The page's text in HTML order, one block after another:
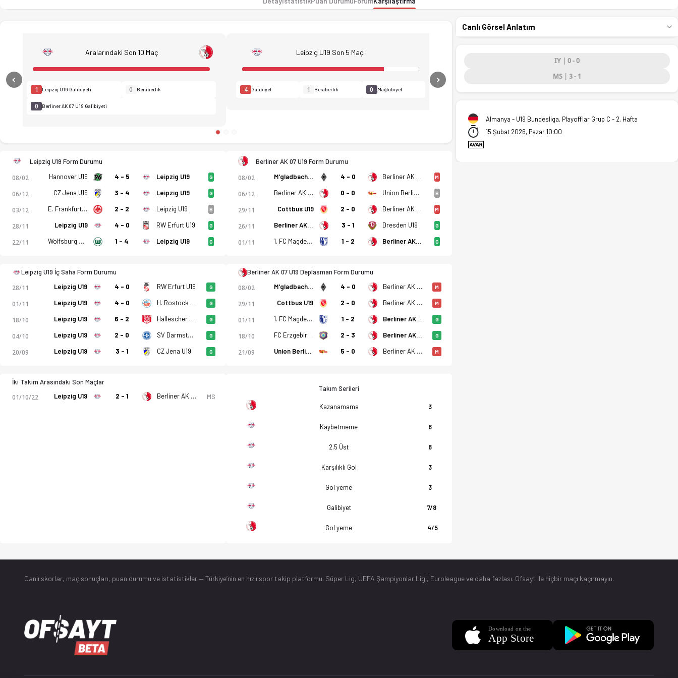
Aralarındaki Son 10 Maç
1 Leipzig U19 Galibiyeti 0 Beraberlik
0 Berliner AK 07 U19 Galibiyeti
Leipzig U19 Son 5 Maçı
4 Galibiyet 1 Beraberlik 0 Mağlubiyet
Previous Next
Leipzig U19 Form Durumu
08/02 Hannover U19 4 - 5 Leipzig U19 G
06/12 CZ Jena U19 3 - 4 Leipzig U19 G
03/12 E. Frankfurt U19 2 - 2 Leipzig U19 B
28/11 Leipzig U19 4 - 0 RW Erfurt U19 G
22/11 Wolfsburg U19 1 - 4 Leipzig U19 G
Berliner AK 07 U19 Form Durumu
08/02 M'gladbach U19 4 - 0 Berliner AK 07 U19 M
06/12 Berliner AK 07 U19 0 - 0 Union Berlin U19 B
29/11 Cottbus U19 2 - 0 Berliner AK 07 U19 M
26/11 Berliner AK 07 U19 3 - 1 Dresden U19 G
01/11 1. FC Magdeburg U19 1 - 2 Berliner AK 07 U19 G
Leipzig U19 İç Saha Form Durumu
28/11 Leipzig U19 4 - 0 RW Erfurt U19 G
01/11 Leipzig U19 4 - 0 H. Rostock U19 G
18/10 Leipzig U19 6 - 2 Hallescher U19 G
04/10 Leipzig U19 2 - 0 SV Darmstadt 98 U19 G
20/09 Leipzig U19 3 - 1 CZ Jena U19 G
Berliner AK 07 U19 Deplasman Form Durumu
08/02 M'gladbach U19 4 - 0 Berliner AK 07 U19 M
29/11 Cottbus U19 2 - 0 Berliner AK 07 U19 M
01/11 1. FC Magdeburg U19 1 - 2 Berliner AK 07 U19 G
18/10 FC Erzgebirge Aue U19 2 - 3 Berliner AK 07 U19 G
21/09 Union Berlin U19 5 - 0 Berliner AK 07 U19 M
İki Takım Arasındaki Son Maçlar
01/10/22 Leipzig U19 2 - 1 Berliner AK 07 U19 MS
Takım Serileri
Kazanamama 3
Kaybetmeme 8
2.5 Üst 8
Karşılıklı Gol 3
Gol yeme 3
Galibiyet 7/8
Gol yeme 4/5
Canlı Görsel Anlatım
IY | 0 - 0
MS | 3 - 1
Almanya - U19 Bundesliga, Playofflar Grup C - 2. Hafta
15 Şubat 2026, Pazar 10:00
Canlı skorlar, maç sonuçları, puan durumu ve istatistikler — Türkiye’nin en hızlı spor takip platformu. Süper Lig, UEFA Şampiyonlar Ligi, Euroleague ve daha fazlası. Ofsayt ile hiçbir maçı kaçırmayın.